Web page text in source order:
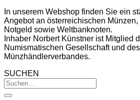
In unserem Webshop finden Sie ein
Angebot an österreichischen Münzen,
Notgeld sowie Weltbanknoten.
Inhaber Norbert Künstner ist Mitglied
Numismatischen Gesellschaft und
Münzhändlerverbandes.
SUCHEN